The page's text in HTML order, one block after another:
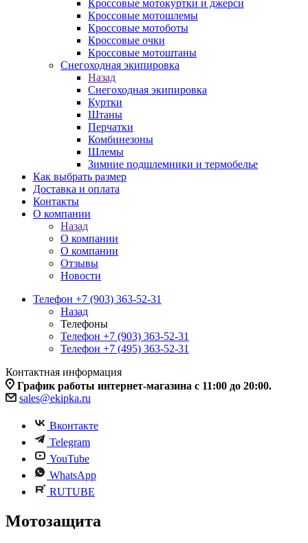
Кроссовые мотокуртки и джерси
Кроссовые мотошлемы
Кроссовые мотоботы
Кроссовые очки
Кроссовые мотоштаны
Снегоходная экипировка
Назад
Снегоходная экипировка
Куртки
Штаны
Перчатки
Комбинезоны
Шлемы
Зимние подшлемники и термобелье
Как выбрать размер
Доставка и оплата
Контакты
О компании
Назад
О компании
О компании
Отзывы
Новости
Телефон +7 (903) 363-52-31
Назад
Телефоны
Телефон +7 (903) 363-52-31
Телефон +7 (495) 363-52-31
Контактная информация
График работы интернет-магазина с 11:00 до 20:00.
sales@ekipka.ru
Вконтакте
Telegram
YouTube
WhatsApp
RUTUBE
Мотозащита